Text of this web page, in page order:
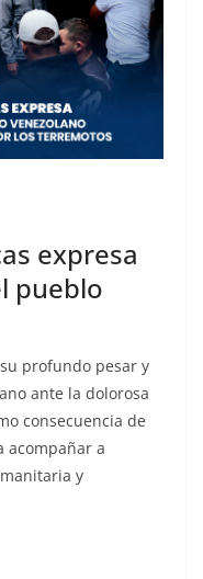
expresa
pueblo
profundo pesar y
ante la dolorosa
consecuencia de
acompañar a
y